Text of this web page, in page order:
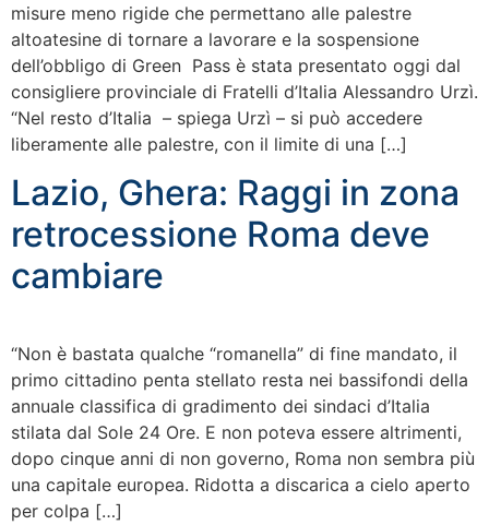
misure meno rigide che permettano alle palestre
altoatesine di tornare a lavorare e la sospensione
dell’obbligo di Green Pass è stata presentato oggi dal
consigliere provinciale di Fratelli d’Italia Alessandro Urzì.
“Nel resto d’Italia – spiega Urzì – si può accedere
liberamente alle palestre, con il limite di una […]
Lazio, Ghera: Raggi in zona
retrocessione Roma deve
cambiare
“Non è bastata qualche “romanella” di fine mandato, il
primo cittadino penta stellato resta nei bassifondi della
annuale classifica di gradimento dei sindaci d’Italia
stilata dal Sole 24 Ore. E non poteva essere altrimenti,
dopo cinque anni di non governo, Roma non sembra più
una capitale europea. Ridotta a discarica a cielo aperto
per colpa […]